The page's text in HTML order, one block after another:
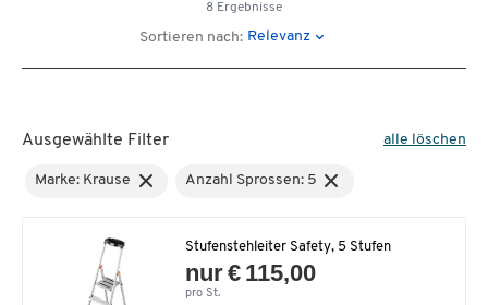
8 Ergebnisse
Sortieren nach: Relevanz
Ausgewählte Filter alle löschen
Marke: Krause Anzahl Sprossen: 5
Stufenstehleiter Safety, 5 Stufen
nur € 115,00
pro St.